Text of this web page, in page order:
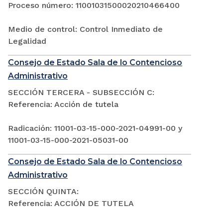
Proceso número: 11001031500020210466400
Medio de control: Control Inmediato de
Legalidad
Consejo de Estado Sala de lo Contencioso
Administrativo
SECCIÓN TERCERA - SUBSECCIÓN C:
Referencia: Acción de tutela
Radicación: 11001-03-15-000-2021-04991-00 y
11001-03-15-000-2021-05031-00
Consejo de Estado Sala de lo Contencioso
Administrativo
SECCIÓN QUINTA:
Referencia: ACCIÓN DE TUTELA